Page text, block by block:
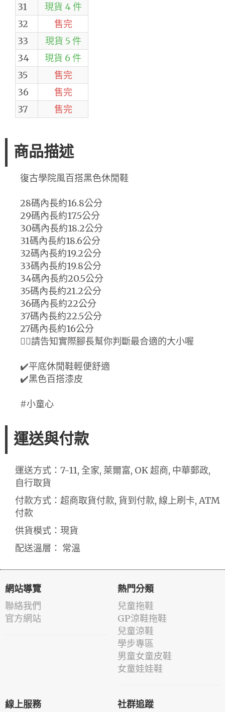
31
現貨 4 件
32
售完
33
現貨 5 件
34
現貨 6 件
35
售完
36
售完
37
售完
商品描述
復古學院風百搭黑色休閒鞋
28碼內長約16.8公分
29碼內長約17.5公分
30碼內長約18.2公分
31碼內長約18.6公分
32碼內長約19.2公分
33碼內長約19.8公分
34碼內長約20.5公分
35碼內長約21.2公分
36碼內長約22公分
37碼內長約22.5公分
27碼內長約16公分
🙋‍♂️請告知實際腳長幫你判斷最合適的大小喔
✔️平底休閒鞋輕便舒適
✔️黑色百搭漆皮
#小童心
運送與付款
運送方式：7-11, 全家, 萊爾富, OK 超商, 中華郵政,
自行取貨
付款方式：超商取貨付款, 貨到付款, 線上刷卡, ATM
付款
供貨模式：現貨
配送溫層： 常溫
網站導覽
聯絡我們
官方網站
熱門分類
兒童拖鞋
GP涼鞋拖鞋
兒童涼鞋
學步專區
男童女童皮鞋
女童娃娃鞋
線上服務 社群追蹤